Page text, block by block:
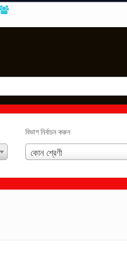
বিভাগ নির্বাচন করুন
কোন শ্রেণী